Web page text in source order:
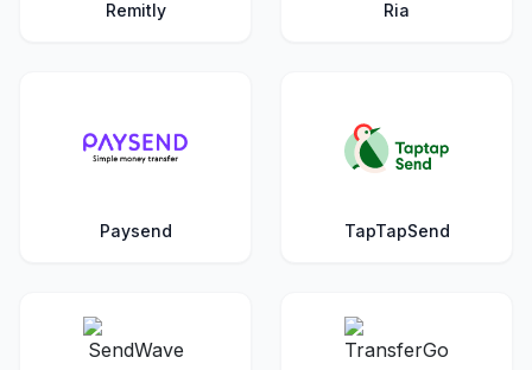
Remitly Ria
Paysend TapTapSend